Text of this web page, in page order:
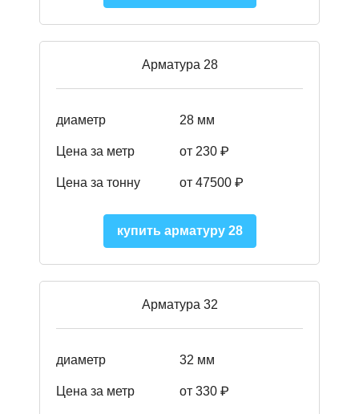
Арматура 28
диаметр 28 мм
Цена за метр от 230 ₽
Цена за тонну от 47500 ₽
купить арматуру 28
Арматура 32
диаметр 32 мм
Цена за метр от 330 ₽